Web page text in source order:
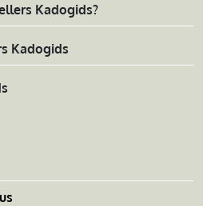
Kadogids?
Kadogids